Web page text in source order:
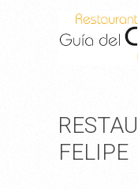
FELIPE